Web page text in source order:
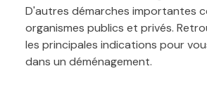
D'autres démarches importantes
organismes publics et privés.
les principales indications pour
dans un déménagement.